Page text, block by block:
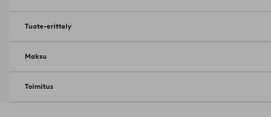
Vinkki: Saatavana myös REGENCY-pöytävalaisin. Yhdessä ne muodostavat
kokonaisuuden.
Tuote-erittely
Maksu
Toimitus